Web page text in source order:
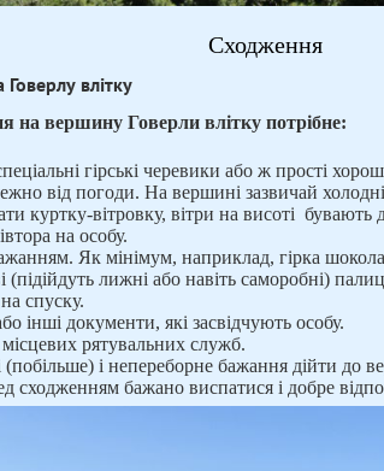
Сходження
влітку
на вершину Говерли влітку потрібне:
гірські черевики або ж прості
від погоди. На вершині зазвичай
куртку-вітровку, вітри на висоті бувають
на особу.
Як мінімум, наприклад, гірка
(підійдуть лижні або навіть саморобні)
спуску.
інші документи, які засвідчують особу.
рятувальних служб.
(побільше) і непереборне бажання дійти до
сходженням бажано виспатися і добре